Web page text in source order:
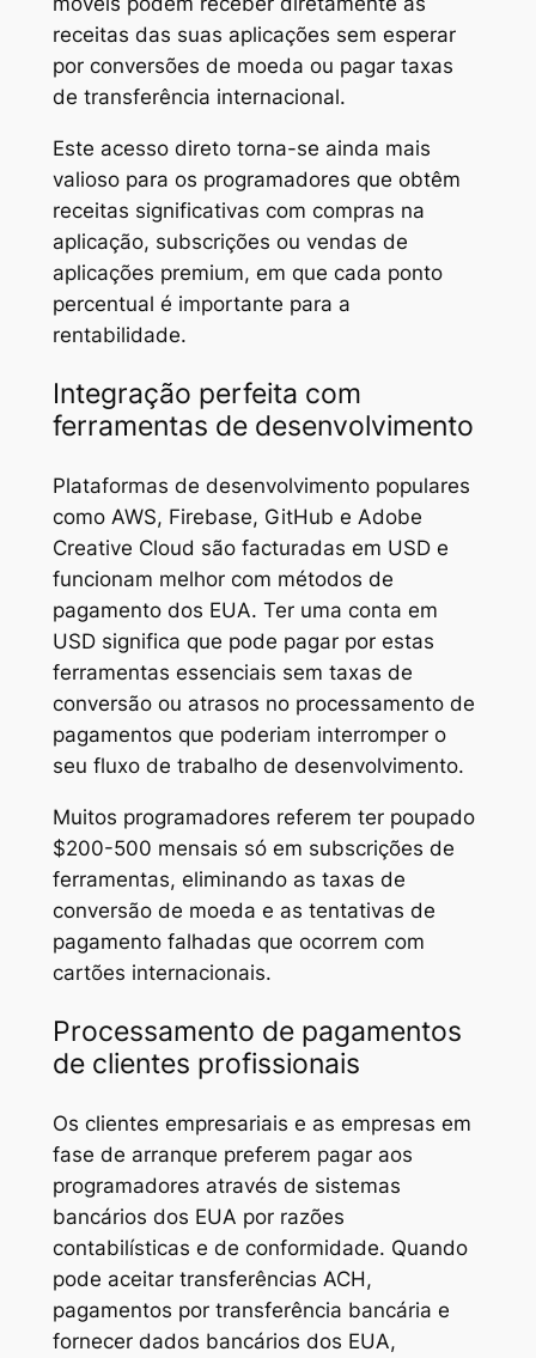
receitas das suas aplicações sem esperar
por conversões de moeda ou pagar taxas
de transferência internacional.
Este acesso direto torna-se ainda mais
valioso para os programadores que obtêm
receitas significativas com compras na
aplicação, subscrições ou vendas de
aplicações premium, em que cada ponto
percentual é importante para a
rentabilidade.
Integração perfeita com
ferramentas de desenvolvimento
Plataformas de desenvolvimento populares
como AWS, Firebase, GitHub e Adobe
Creative Cloud são facturadas em USD e
funcionam melhor com métodos de
pagamento dos EUA. Ter uma conta em
USD significa que pode pagar por estas
ferramentas essenciais sem taxas de
conversão ou atrasos no processamento de
pagamentos que poderiam interromper o
seu fluxo de trabalho de desenvolvimento.
Muitos programadores referem ter poupado
$200-500 mensais só em subscrições de
ferramentas, eliminando as taxas de
conversão de moeda e as tentativas de
pagamento falhadas que ocorrem com
cartões internacionais.
Processamento de pagamentos
de clientes profissionais
Os clientes empresariais e as empresas em
fase de arranque preferem pagar aos
programadores através de sistemas
bancários dos EUA por razões
contabilísticas e de conformidade. Quando
pode aceitar transferências ACH,
pagamentos por transferência bancária e
fornecer dados bancários dos EUA,